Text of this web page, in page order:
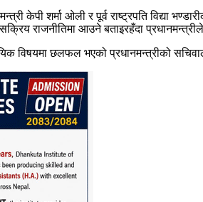
केपी शर्मा ओली र पूर्व राष्ट्रपति विद्या
राजनीतिमा आउने बताइरहँदा
विषयमा छलफल भएको प्रधानमन्त्रीको